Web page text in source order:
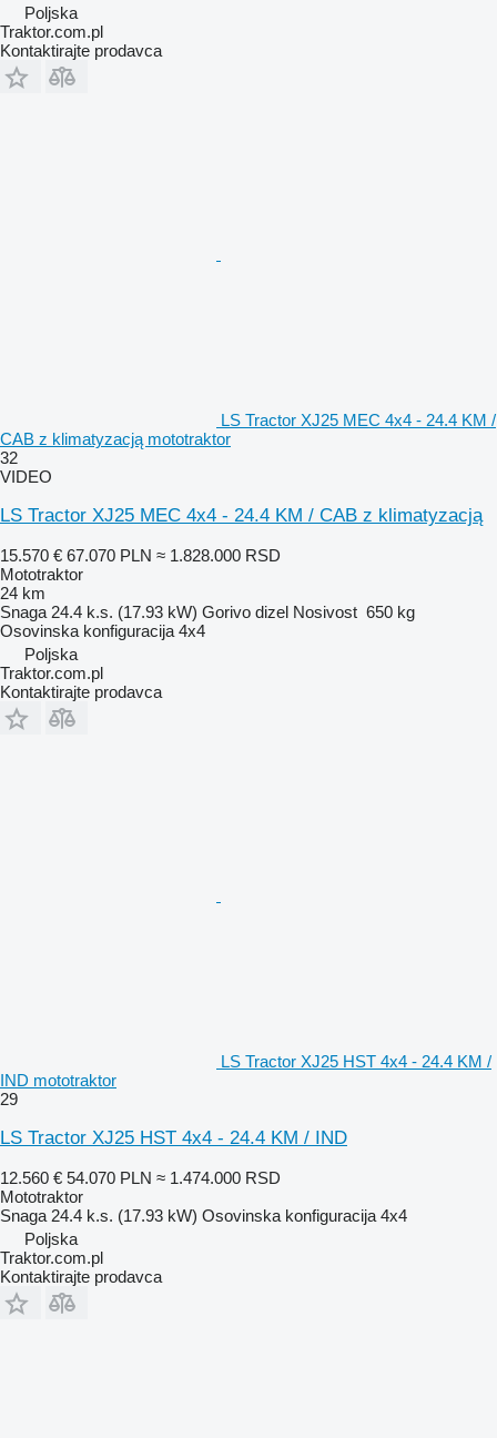
Poljska
Traktor.com.pl
Kontaktirajte prodavca
LS Tractor XJ25 MEC 4x4 - 24.4 KM /
CAB z klimatyzacją mototraktor
32
VIDEO
LS Tractor XJ25 MEC 4x4 - 24.4 KM / CAB z klimatyzacją
15.570 € 67.070 PLN ≈ 1.828.000 RSD
Mototraktor
24 km
Snaga 24.4 k.s. (17.93 kW) Gorivo dizel Nosivost 650 kg
Osovinska konfiguracija 4x4
Poljska
Traktor.com.pl
Kontaktirajte prodavca
LS Tractor XJ25 HST 4x4 - 24.4 KM /
IND mototraktor
29
LS Tractor XJ25 HST 4x4 - 24.4 KM / IND
12.560 € 54.070 PLN ≈ 1.474.000 RSD
Mototraktor
Snaga 24.4 k.s. (17.93 kW) Osovinska konfiguracija 4x4
Poljska
Traktor.com.pl
Kontaktirajte prodavca